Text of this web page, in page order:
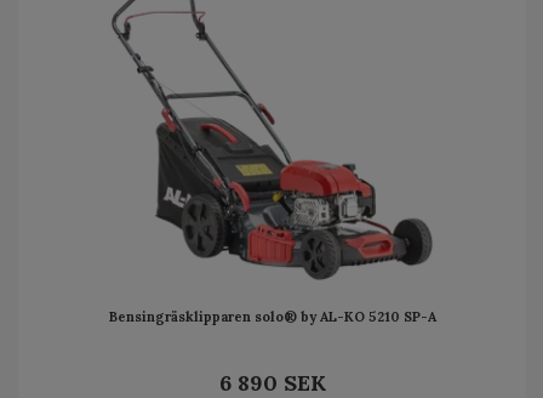
Bensingräsklipparen solo® by AL-KO 5210 SP-A
6 890 SEK